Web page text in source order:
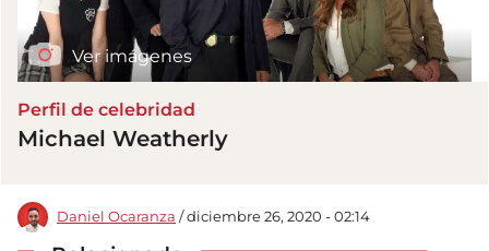
Ver imágenes
Perfil de celebridad
Michael Weatherly
Daniel Ocaranza / diciembre 26, 2020 - 02:14